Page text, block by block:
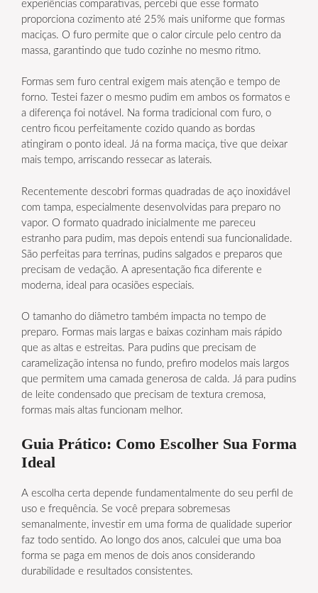
experiências comparativas, percebi que esse formato
proporciona cozimento até 25% mais uniforme que formas
maciças. O furo permite que o calor circule pelo centro da
massa, garantindo que tudo cozinhe no mesmo ritmo.
Formas sem furo central exigem mais atenção e tempo de
forno. Testei fazer o mesmo pudim em ambos os formatos e
a diferença foi notável. Na forma tradicional com furo, o
centro ficou perfeitamente cozido quando as bordas
atingiram o ponto ideal. Já na forma maciça, tive que deixar
mais tempo, arriscando ressecar as laterais.
Recentemente descobri formas quadradas de aço inoxidável
com tampa, especialmente desenvolvidas para preparo no
vapor. O formato quadrado inicialmente me pareceu
estranho para pudim, mas depois entendi sua funcionalidade.
São perfeitas para terrinas, pudins salgados e preparos que
precisam de vedação. A apresentação fica diferente e
moderna, ideal para ocasiões especiais.
O tamanho do diâmetro também impacta no tempo de
preparo. Formas mais largas e baixas cozinham mais rápido
que as altas e estreitas. Para pudins que precisam de
caramelização intensa no fundo, prefiro modelos mais largos
que permitem uma camada generosa de calda. Já para pudins
de leite condensado que precisam de textura cremosa,
formas mais altas funcionam melhor.
Guia Prático: Como Escolher Sua Forma
Ideal
A escolha certa depende fundamentalmente do seu perfil de
uso e frequência. Se você prepara sobremesas
semanalmente, investir em uma forma de qualidade superior
faz todo sentido. Ao longo dos anos, calculei que uma boa
forma se paga em menos de dois anos considerando
durabilidade e resultados consistentes.